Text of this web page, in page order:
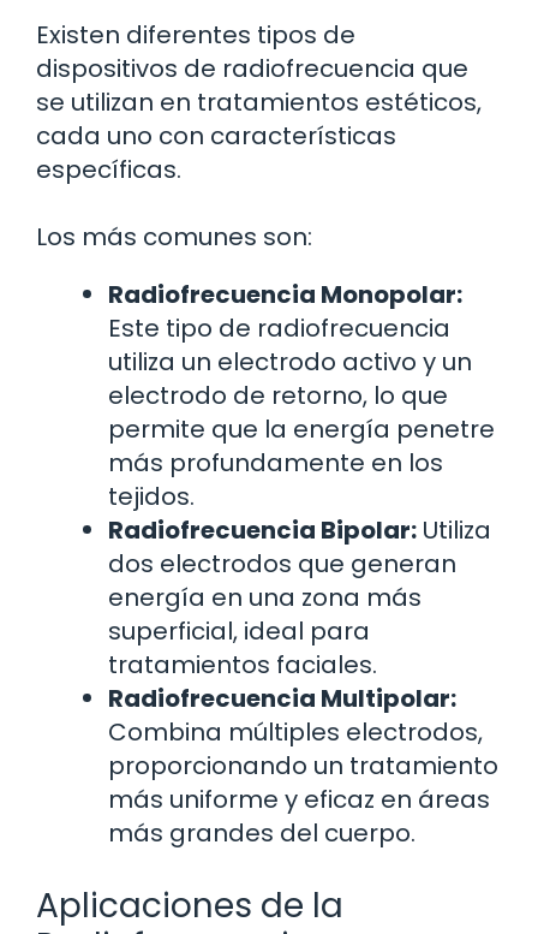
Existen diferentes tipos de
dispositivos de radiofrecuencia que
se utilizan en tratamientos estéticos,
cada uno con características
específicas.
Los más comunes son:
Radiofrecuencia Monopolar:
Este tipo de radiofrecuencia
utiliza un electrodo activo y un
electrodo de retorno, lo que
permite que la energía penetre
más profundamente en los
tejidos.
Radiofrecuencia Bipolar: Utiliza
dos electrodos que generan
energía en una zona más
superficial, ideal para
tratamientos faciales.
Radiofrecuencia Multipolar:
Combina múltiples electrodos,
proporcionando un tratamiento
más uniforme y eficaz en áreas
más grandes del cuerpo.
Aplicaciones de la